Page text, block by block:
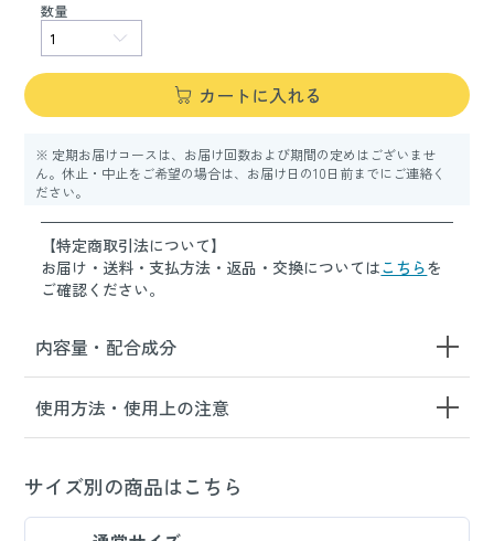
数量
カートに入れる
※ 定期お届けコースは、お届け回数および期間の定めはございませ
ん。休止・中止をご希望の場合は、お届け日の10日前までにご連絡く
ださい。
【特定商取引法について】
お届け・送料・支払方法・返品・交換についてはこちらを
ご確認ください。
内容量・配合成分
使用方法・使用上の注意
サイズ別の商品はこちら